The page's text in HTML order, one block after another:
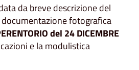
da breve descrizione del
fotografica
del 24 DICEMBRE
e la modulistica